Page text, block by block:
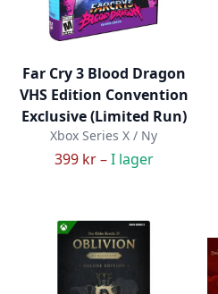
Far Cry 3 Blood Dragon
VHS Edition Convention
Exclusive (Limited Run)
Xbox Series X / Ny
399 kr –I lager